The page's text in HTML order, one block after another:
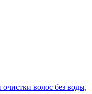
волос без воды,